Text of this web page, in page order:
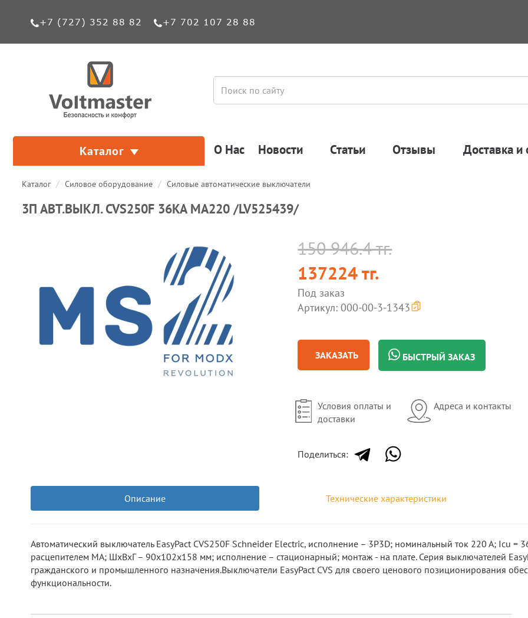
+7 (727) 352 88 82 +7 702 107 28 88
Каталог О Нас Новости Статьи Отзывы Доставка и
Каталог Силовое оборудование Силовые автоматические выключатели
3П АВТ.ВЫКЛ. CVS250F 36KA MA220 /LV525439/
150 946.4 тг.
137224 тг.
Под заказ
Артикул: 000-00-3-1343
ЗАКАЗАТЬ БЫСТРЫЙ ЗАКАЗ
Условия оплаты и
доставки
Адреса и контакты
Поделиться:
Описание Технические характеристики
Автоматический выключатель EasyPact CVS250F Schneider Electric, исполнение – 3P3D; номинальный ток 220 А; Icu
расцепителем МА; ШхВхГ – 90x102x158 мм; исполнение – стационарный; монтаж - на плате. Серия выключателей
гражданского и промышленного назначения.Выключатели EasyPact CVS для своего ценового позиционирования
функциональности.